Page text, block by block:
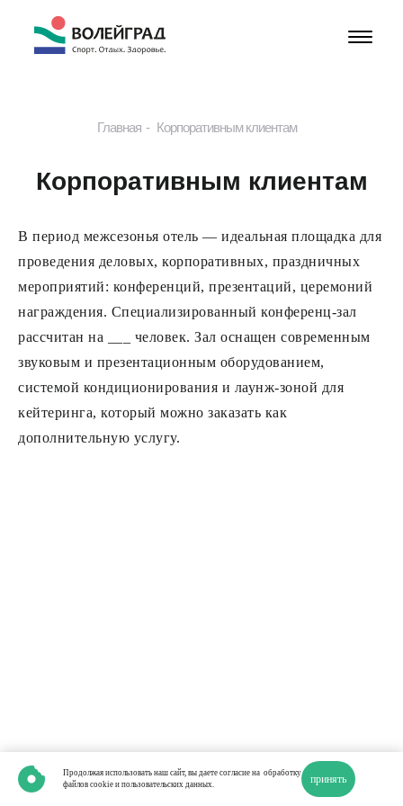
Главная Корпоративным клиентам
Корпоративным клиентам
В период межсезонья отель — идеальная площадка для
проведения деловых, корпоративных, праздничных
мероприятий: конференций, презентаций, церемоний
награждения. Специализированный конференц-зал
рассчитан на ___ человек. Зал оснащен современным
звуковым и презентационным оборудованием,
системой кондиционирования и лаунж-зоной для
кейтеринга, который можно заказать как
дополнительную услугу.
Продолжая использовать наш сайт, вы даете согласие на обработку
файлов cookie и пользовательских данных.
принять